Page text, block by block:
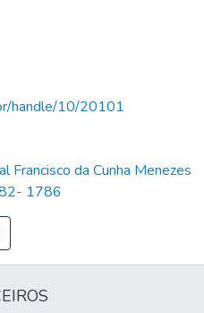
handle/10/20101
Francisco da Cunha Menezes
1786